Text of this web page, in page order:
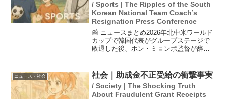
/ Sports | The Ripples of the South
Korean National Team Coach’s
Resignation Press Conference
📰 ニュースまとめ2026年北中米ワールド
カップで韓国代表がグループステージで
敗退した後、ホン・ミョンボ監督が辞任
形式で進行し、韓国メディアからは「卑
怯な行動」との批判...
ニュース・社会 社会｜助成金不正受給の衝撃事実
/ Society | The Shocking Truth
About Fraudulent Grant Receipts